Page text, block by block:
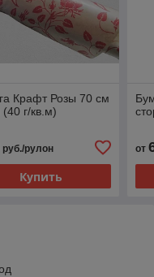
Крафт Розы 70 см
г/кв.м)
руб./рулон
Купить
от